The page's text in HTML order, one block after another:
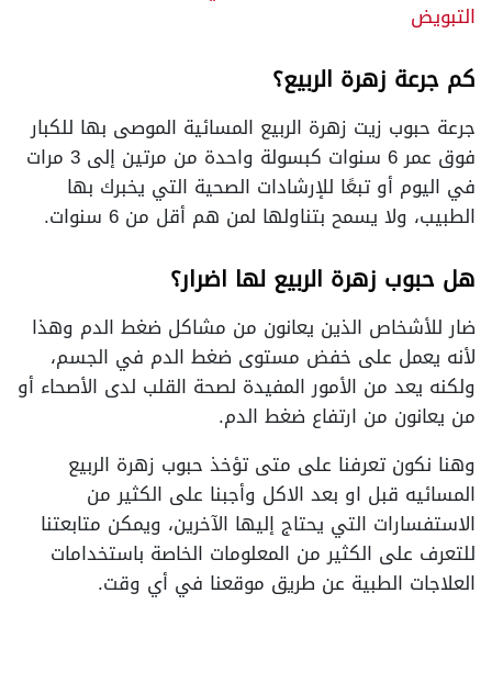
التبويض
كم جرعة زهرة الربيع؟
جرعة حبوب زيت زهرة الربيع المسائية الموصى بها للكبار
فوق عمر 6 سنوات كبسولة واحدة من مرتين إلى 3 مرات
في اليوم أو تبعًا للإرشادات الصحية التي يخبرك بها
الطبيب، ولا يسمح بتناولها لمن هم أقل من 6 سنوات.
هل حبوب زهرة الربيع لها اضرار؟
ضار للأشخاص الذين يعانون من مشاكل ضغط الدم وهذا
لأنه يعمل على خفض مستوى ضغط الدم في الجسم،
ولكنه يعد من الأمور المفيدة لصحة القلب لدى الأصحاء أو
من يعانون من ارتفاع ضغط الدم.
وهنا نكون تعرفنا على متى تؤخذ حبوب زهرة الربيع
المسائيه قبل او بعد الاكل وأجبنا على الكثير من
الاستفسارات التي يحتاج إليها الآخرين، ويمكن متابعتنا
للتعرف على الكثير من المعلومات الخاصة باستخدامات
العلاجات الطبية عن طريق موقعنا في أي وقت.